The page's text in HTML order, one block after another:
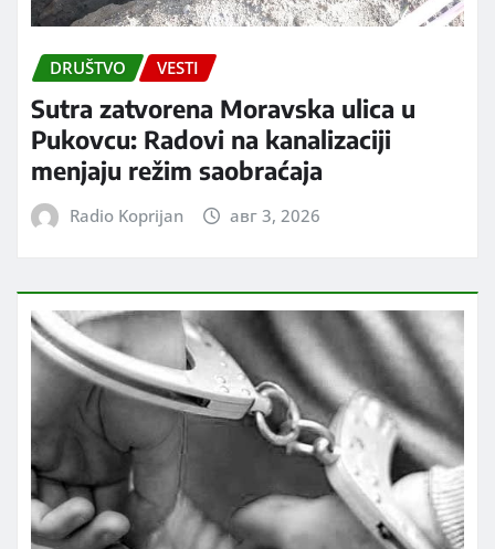
DRUŠTVO VESTI
Sutra zatvorena Moravska ulica u
Pukovcu: Radovi na kanalizaciji
menjaju režim saobraćaja
Radio Koprijan авг 3, 2026